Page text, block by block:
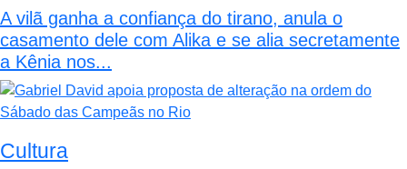
A vilã ganha a confiança do tirano, anula o
casamento dele com Alika e se alia secretamente
a Kênia nos...
Cultura